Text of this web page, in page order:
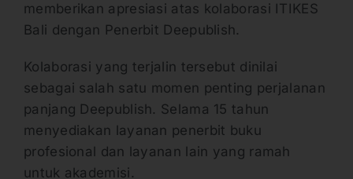
memberikan apresiasi atas kolaborasi ITIKES
Bali dengan Penerbit Deepublish.
Kolaborasi yang terjalin tersebut dinilai
sebagai salah satu momen penting perjalanan
panjang Deepublish. Selama 15 tahun
menyediakan layanan penerbit buku
profesional dan layanan lain yang ramah
untuk akademisi.